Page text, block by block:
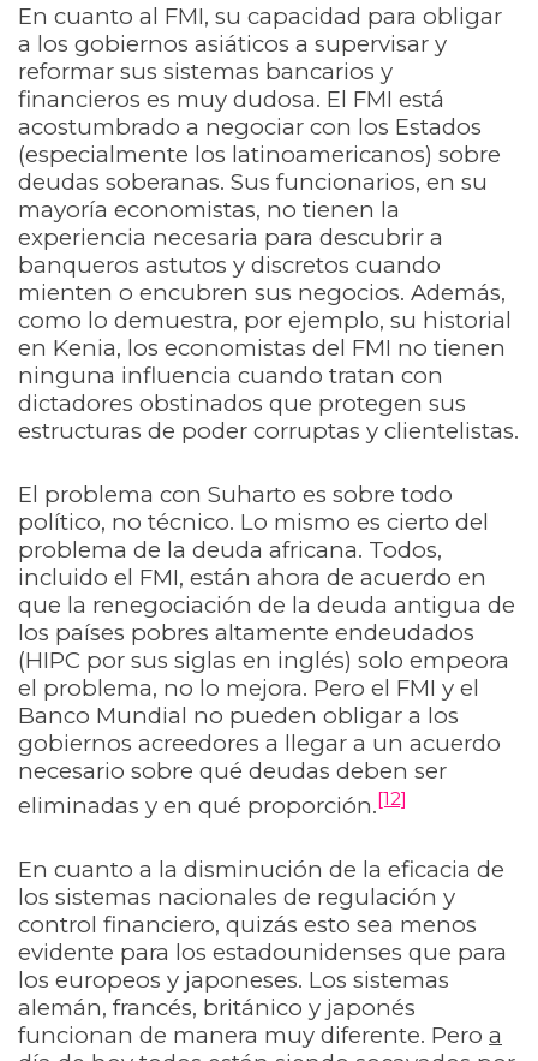
En cuanto al FMI, su capacidad para obligar
a los gobiernos asiáticos a supervisar y
reformar sus sistemas bancarios y
financieros es muy dudosa. El FMI está
acostumbrado a negociar con los Estados
(especialmente los latinoamericanos) sobre
deudas soberanas. Sus funcionarios, en su
mayoría economistas, no tienen la
experiencia necesaria para descubrir a
banqueros astutos y discretos cuando
mienten o encubren sus negocios. Además,
como lo demuestra, por ejemplo, su historial
en Kenia, los economistas del FMI no tienen
ninguna influencia cuando tratan con
dictadores obstinados que protegen sus
estructuras de poder corruptas y clientelistas.
El problema con Suharto es sobre todo
político, no técnico. Lo mismo es cierto del
problema de la deuda africana. Todos,
incluido el FMI, están ahora de acuerdo en
que la renegociación de la deuda antigua de
los países pobres altamente endeudados
(HIPC por sus siglas en inglés) solo empeora
el problema, no lo mejora. Pero el FMI y el
Banco Mundial no pueden obligar a los
gobiernos acreedores a llegar a un acuerdo
necesario sobre qué deudas deben ser
eliminadas y en qué proporción.[12]
En cuanto a la disminución de la eficacia de
los sistemas nacionales de regulación y
control financiero, quizás esto sea menos
evidente para los estadounidenses que para
los europeos y japoneses. Los sistemas
alemán, francés, británico y japonés
funcionan de manera muy diferente. Pero a